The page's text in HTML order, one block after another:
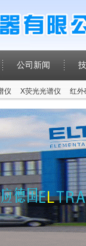
公司新闻
仪 X荧光光谱仪 红外